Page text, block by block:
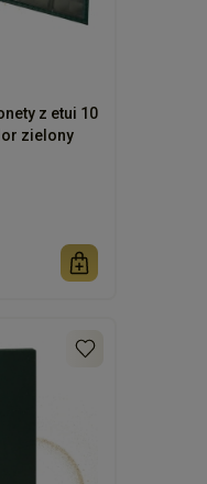
z etui 10
zielony